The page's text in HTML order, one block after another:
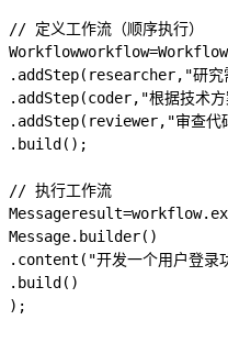
// 定义工作流（顺序执行）
Workflowworkflow=Workflow
. addStep( researcher, "研究
. addStep(coder, "根据技术
. addStep( reviewer, "审查代
. build ();
// 执行工作流
Messageresult=workflow.
Message. builder()
. content ( "开发一个用户登录
. build ()
);